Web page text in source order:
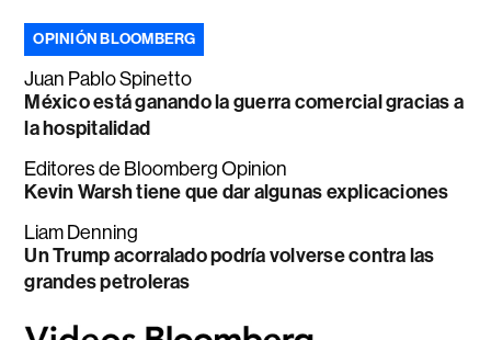
OPINIÓN BLOOMBERG
Juan Pablo Spinetto
México está ganando la guerra comercial gracias a
la hospitalidad
Editores de Bloomberg Opinion
Kevin Warsh tiene que dar algunas explicaciones
Liam Denning
Un Trump acorralado podría volverse contra las
grandes petroleras